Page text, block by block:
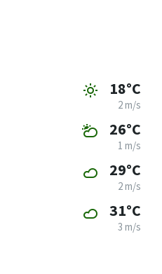
18°C
2 m/s
26°C
1 m/s
29°C
2 m/s
31°C
3 m/s